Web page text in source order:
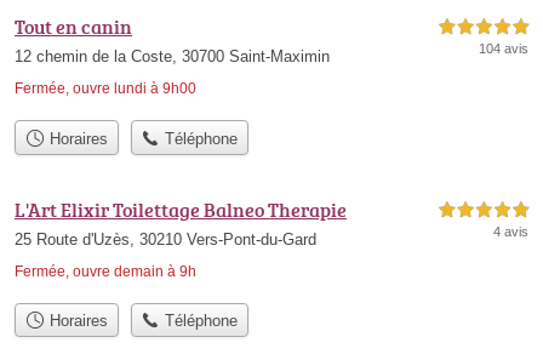
Tout en canin
12 chemin de la Coste, 30700 Saint-Maximin
Fermée, ouvre lundi à 9h00
5,0 étoiles sur 5
104 avis
Horaires Téléphone
L'Art Elixir Toilettage Balneo Therapie
25 Route d'Uzès, 30210 Vers-Pont-du-Gard
Fermée, ouvre demain à 9h
5,0 étoiles sur 5
4 avis
Horaires Téléphone